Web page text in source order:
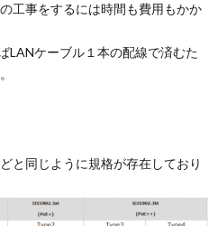
工事をするには時間も費用もかか
LANケーブル１本の配線で済むた
と同じように規格が存在しており